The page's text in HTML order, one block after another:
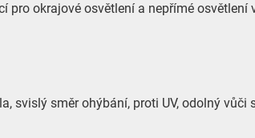
okrajové osvětlení a nepřímé osvětlení
svislý směr ohýbání, proti UV, odolný vůči